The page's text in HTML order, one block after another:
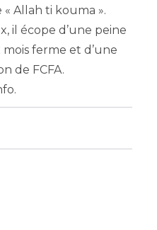
Allah ti kouma ».
il écope d’une peine
ferme et d’une
de FCFA.